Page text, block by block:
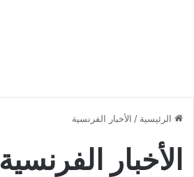
الرئيسية / الأخبار الفرنسية
الأخبار الفرنسية